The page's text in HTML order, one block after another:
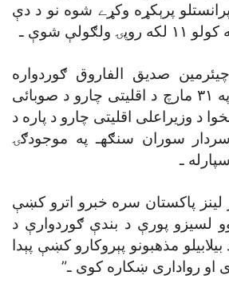
پرېکړه وکړے شوه نو د دې
شوې ـ
صديق الفاروق ګوردواره
رسمى توګه باندې په ٣١ مارچ د اقليتى چارو د صوبائى
د وزيراعلى اقليتى چارو د پاره د
سوران سنګهـ په موجودګۍ
ـ
لينز پاکستان سره خبرو اترو کښې
لسيزو پورې د بندې ګوردوارې د
مذهبونو پېروکارو کښې پېدا
روادارى ښکاره کوى ـ”